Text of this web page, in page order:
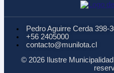
Pedro Aguirre Cerda 398-
+56 2405000
contacto@munilota.cl
© 2026 Ilustre